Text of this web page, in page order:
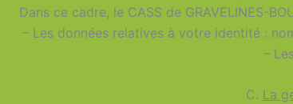
Dans ce cadre, le CASS de GRAVELINES-
– Les données relatives à votre identité :
–
C. La